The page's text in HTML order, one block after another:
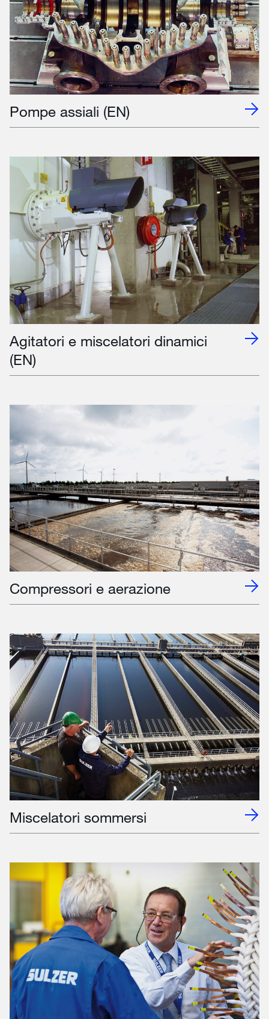
Pompe assiali (EN)
Agitatori e miscelatori dinamici
(EN)
Compressori e aerazione
Miscelatori sommersi